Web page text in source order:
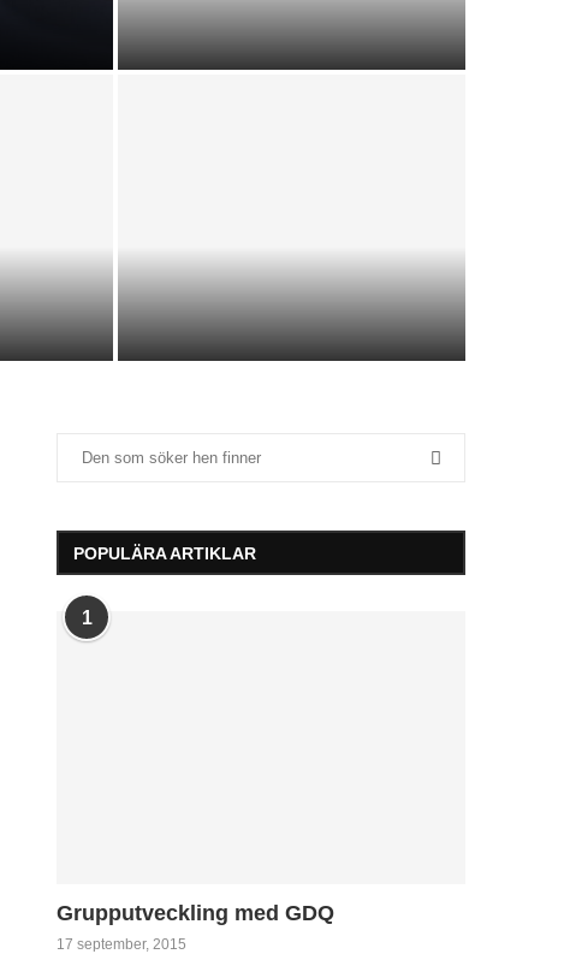
POPULÄRA ARTIKLAR
1
Grupputveckling med GDQ
17 september, 2015